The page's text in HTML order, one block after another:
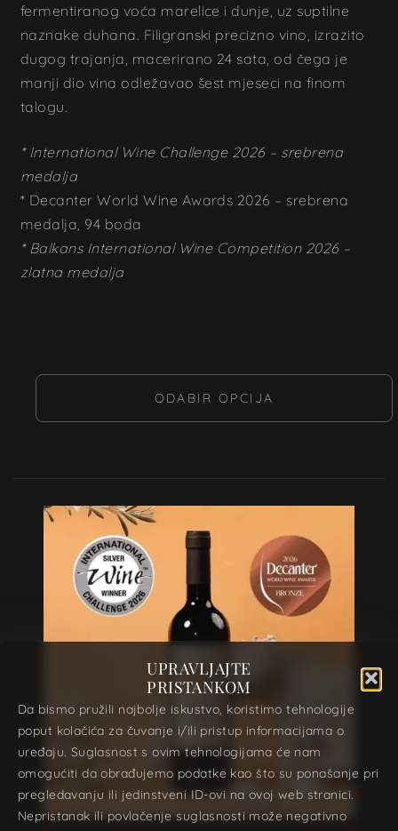
UPRAVLJAJTE
PRISTANKOM
Da bismo pružili najbolje iskustvo, koristimo tehnologije
poput kolačića za čuvanje i/ili pristup informacijama o
uređaju. Suglasnost s ovim tehnologijama će nam
omogućiti da obrađujemo podatke kao što su ponašanje pri
pregledavanju ili jedinstveni ID-ovi na ovoj web stranici.
Nepristanak ili povlačenje suglasnosti može negativno
fermentiranog voća marelice i dunje, uz suptilne
naznake duhana. Filigranski precizno vino, izrazito
dugog trajanja, macerirano 24 sata, od čega je
manji dio vina odležavao šest mjeseci na finom
talogu.
* International Wine Challenge 2026 – srebrena
medalja
* Decanter World Wine Awards 2026 – srebrena
medalja, 94 boda
* Balkans International Wine Competition 2026 –
zlatna medalja
ODABIR OPCIJA